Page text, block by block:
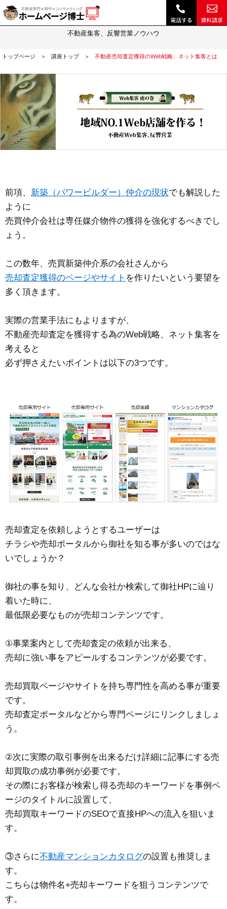
Web集客虎の巻
不動産集客、反響営業ノウハウ
トップページ 講座トップ 不動産売却査定獲得のWeb戦略、ネット集客とは
前項、 新築（パワービルダー）仲介の現状でも解説した
ように
売買仲介会社は専任媒介物件の獲得を強化するべきでし
ょう。
この数年、売買新築仲介系の会社さんから
売却査定獲得のページやサイト を作りたいという要望を
多く頂きます。
実際の営業手法にもよりますが、
不動産売却査定を獲得する為のWeb戦略、ネット集客を
考えると
必ず押さえたいポイントは以下の3つです。
売却査定を依頼しようとするユーザーは
チラシや売却ポータルから御社を知る事が多いのではな
いでしょうか？
御社の事を知り、どんな会社か検索して御社HPに辿り
着いた時に、
最低限必要なものが売却コンテンツです。
①事業案内として売却査定の依頼が出来る、
売却に強い事をアピールするコンテンツが必要です。
売却買取ページやサイトを持ち専門性を高める事が重要
です。
売却査定ポータルなどから専門ページにリンクしましょ
う。
②次に実際の取引事例を出来るだけ詳細に記事にする売
却買取の成功事例が必要です。
その際にお客様が検索し得る売却のキーワードを事例ペ
ージのタイトルに設置して、
売却買取キーワードのSEOで直接HPへの流入を狙いま
す。
③さらに不動産マンションカタログの設置も推奨しま
す。
こちらは物件名+売却キーワードを狙うコンテンツで
す。